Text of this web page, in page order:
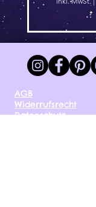
AGB
Widerrufsrecht
Datenschutz